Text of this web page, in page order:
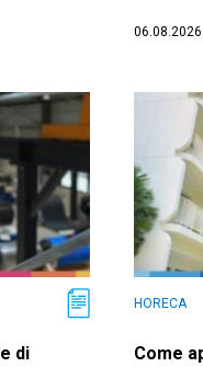
06.08.2026
di
HORECA
Come